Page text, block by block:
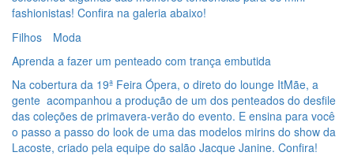
fashionistas! Confira na galeria abaixo!
Filhos
Moda
Aprenda a fazer um penteado com trança embutida
Na cobertura da 19ª Feira Ópera, o direto do lounge ItMãe, a
gente acompanhou a produção de um dos penteados do desfile
das coleções de primavera-verão do evento. E ensina para você
o passo a passo do look de uma das modelos mirins do show da
Lacoste, criado pela equipe do salão Jacque Janine. Confira!